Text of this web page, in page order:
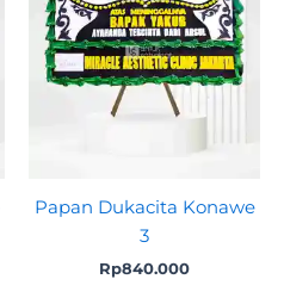
Papan Dukacita Konawe
3
Rp840.000